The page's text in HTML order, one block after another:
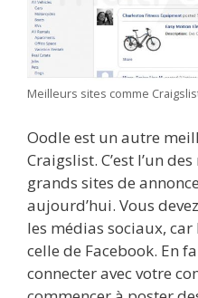
Meilleurs sites comme
Oodle est un autre
Craigslist. C’est l’un
grands sites de
aujourd’hui. Vous
les médias sociaux,
celle de Facebook. En
connecter avec votre